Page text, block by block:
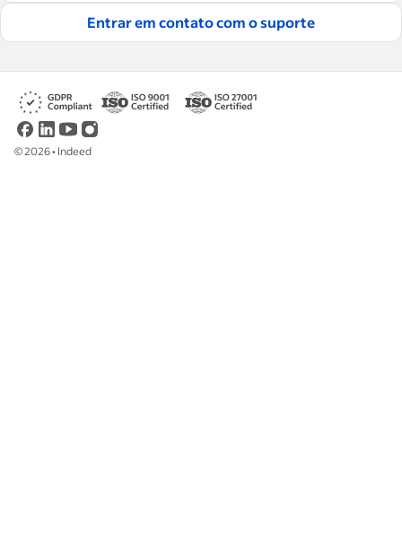
contratar e reter ótimos funcionários.
Leia nossas diretrizes editoriais
Entrar em contato com o suporte
©2026• Indeed